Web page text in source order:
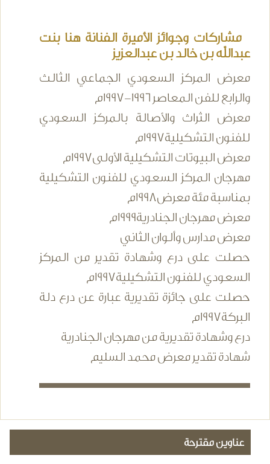
مشاركات وجوائز الأميرة الفنانة هنا بنت
عبدالله بن خالد بن عبدالعزيز
معرض المركز السعودي الجماعي الثالث
والرابع للفن المعاصر 1996-1997م
معرض الثراث والأصالة بالمركز السعودي
للفنون التشكيلية1997م
معرض البيوتات التشكيلية الأولى1997م
مهرجان المركز السعودي للفنون التشكيلية
بمناسبة مئة معرض1998م
معرض مهرجان الجنادرية1999م
معرض مدارس وألوان الثاني
حصلت على درع وشهادة تقدير من المركز
السعودي للفنون التشكيلية1997م
حصلت على جائزة تقديرية عبارة عن درع دلة
البركة1997م
درع وشهادة تقديرية من مهرجان الجنادرية
شهادة تقدير معرض محمد السليم
عناوين مقترحة